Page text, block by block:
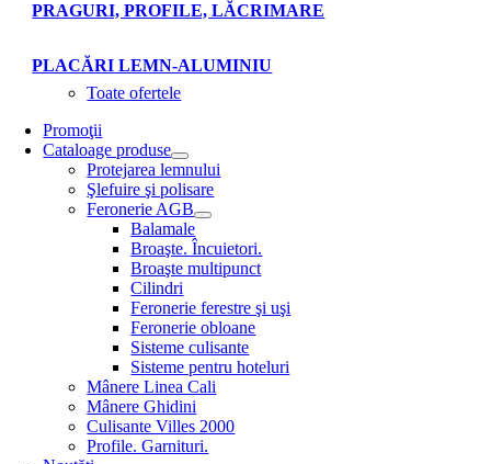
PRAGURI, PROFILE, LĂCRIMARE
PLACĂRI LEMN-ALUMINIU
Toate ofertele
Promoţii
Cataloage produse
Protejarea lemnului
Şlefuire şi polisare
Feronerie AGB
Balamale
Broaşte. Încuietori.
Broaşte multipunct
Cilindri
Feronerie ferestre şi uşi
Feronerie obloane
Sisteme culisante
Sisteme pentru hoteluri
Mânere Linea Cali
Mânere Ghidini
Culisante Villes 2000
Profile. Garnituri.